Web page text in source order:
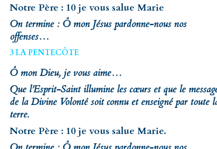
Notre Père : 10 je vous salue Marie
On termine : Ô mon Jésus pardonne-nous nos
offenses…
3 LA PENTECÔTE
Ô mon Dieu, je vous aime…
Que l’Esprit-Saint illumine les cœurs et que le
de la Divine Volonté soit connu et enseigné par toute
terre.
Notre Père : 10 je vous salue Marie.